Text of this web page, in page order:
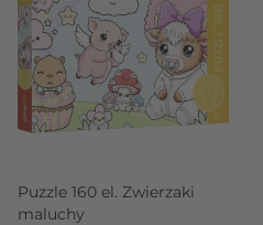
Puzzle 160 el. Zwierzaki
maluchy